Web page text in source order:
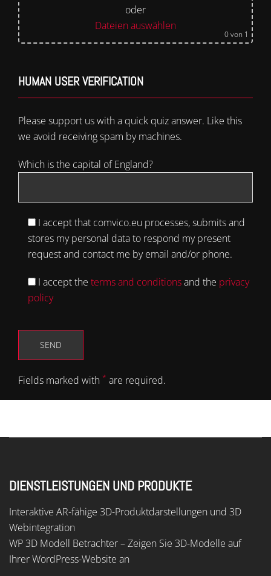
oder
Dateien auswählen
0von 1
HUMAN USER VERIFICATION
Please support us with a quick quiz answer. Like this
we avoid receiving spam by machines.
Which is the capital of England?
I accept that comvico.eu processes, submits and
stores my personal data to respond my present
request and contact me by email and/or phone.
I accept the terms and conditionsand the privacy
policy
Fields marked with * are required.
DIENSTLEISTUNGEN UND PRODUKTE
Interaktive AR-fähige 3D-Produktdarstellungen und 3D
Webintegration
WP 3D Modell Betrachter – Zeigen Sie 3D-Modelle auf
Ihrer WordPress-Website an